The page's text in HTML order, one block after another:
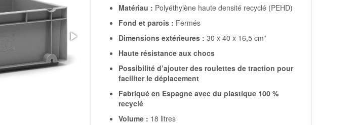
Matériau : Polyéthylène haute densité recyclé (PEHD)
Fond et parois : Fermés
Dimensions extérieures : 30 x 40 x 16,5 cm*
Haute résistance aux chocs
Possibilité d’ajouter des roulettes de traction pour
faciliter le déplacement
Fabriqué en Espagne avec du plastique 100 %
recyclé
Volume : 18 litres